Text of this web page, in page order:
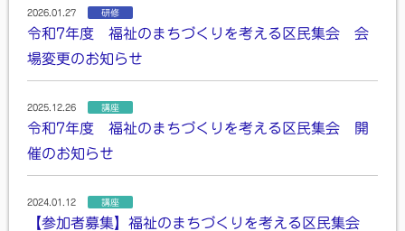
2026.01.27 研修
令和7年度 福祉のまちづくりを考える区民集会 会
場変更のお知らせ
2025.12.26 講座
令和7年度 福祉のまちづくりを考える区民集会 開
催のお知らせ
2024.01.12 講座
【参加者募集】福祉のまちづくりを考える区民集会